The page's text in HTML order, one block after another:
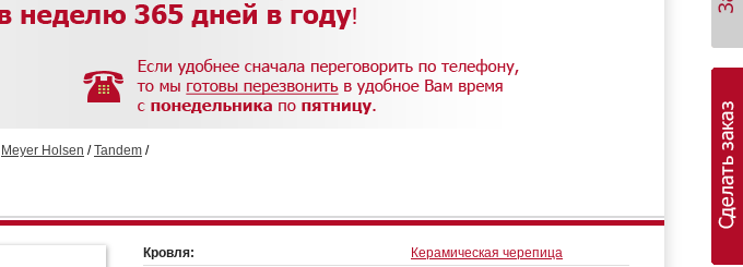
Meyer Holsen /Tandem /
Кровля:
Керамическая черепица